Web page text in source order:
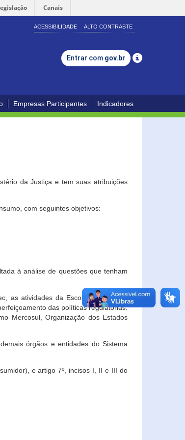
Canais
ACESSIBILIDADE ALTO CONTRASTE
Entrar com gov.br
Empresas Participantes Indicadores
da Justiça e tem suas atribuições
com seguintes objetivos:
à análise de questões que tenham
as atividades da Escola Nacional de
das políticas regulatórias.
Mercosul, Organização dos Estados
órgãos e entidades do Sistema
e artigo 7º, incisos I, II e III do